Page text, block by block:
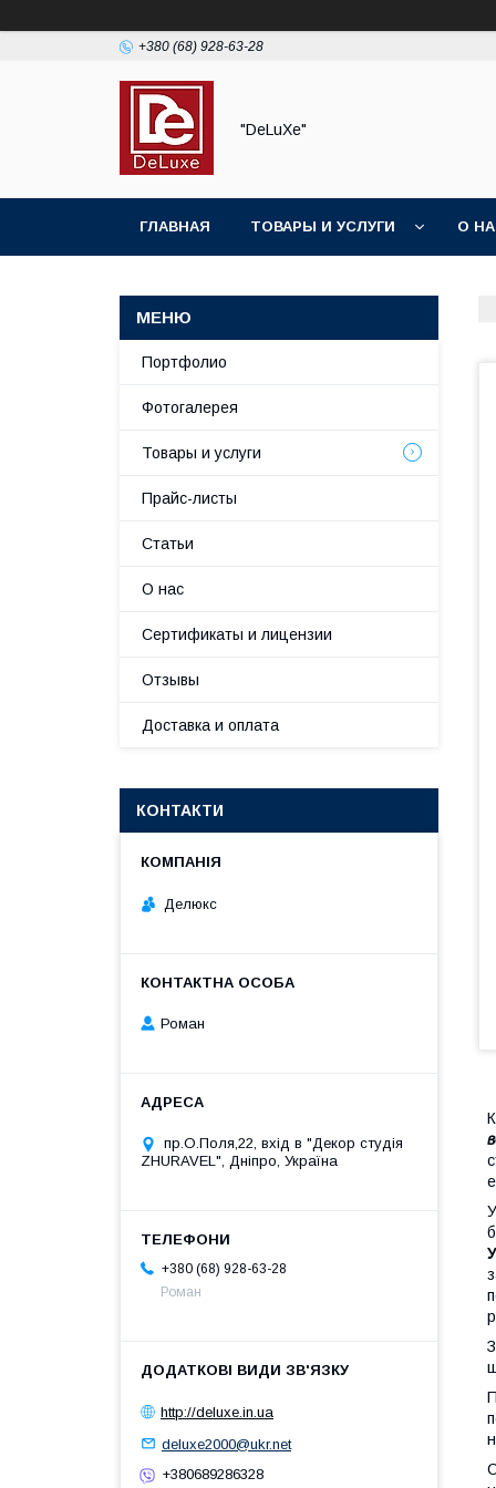
+380 (68) 928-63-28
"DeLuХe"
ГЛАВНАЯ ТОВАРЫ И УСЛУГИ О
Портфолио
Фотогалерея
Товары и услуги
Прайс-листы
Статьи
О нас
Сертификаты и лицензии
Отзывы
Доставка и оплата
КОНТАКТИ
Делюкс
Роман
пр.О.Поля,22, вхід в "Декор студія
ZHURAVEL", Дніпро, Україна
+380 (68) 928-63-28
Роман
http://deluxe.in.ua
deluxe2000@ukr.net
+380689286328